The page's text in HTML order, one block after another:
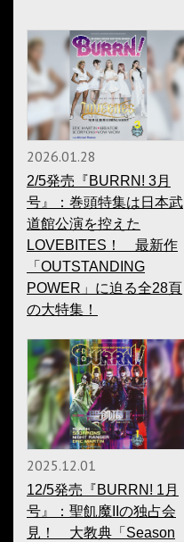
2026.01.28
2/5発売『BURRN! 3月
号』：巻頭特集は日本武
道館公演を控えた
LOVEBITES！ 最新作
「OUTSTANDING
POWER」に迫る全28頁
の大特集！
2025.12.01
12/5発売『BURRN! 1月
号』：聖飢魔IIの独占会
見！ 大教典「Season